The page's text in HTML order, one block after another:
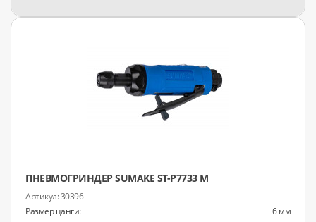
ПНЕВМОГРИНДЕР SUMAKE ST-P7733 M
30396
Размер цанги:
6 мм